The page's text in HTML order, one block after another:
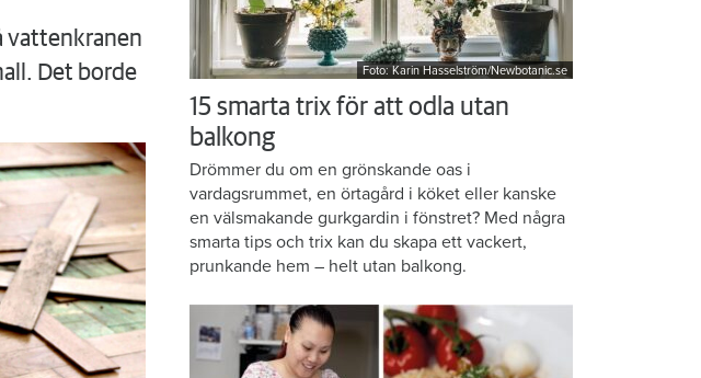
vattenkranen
Det borde
Foto: Karin Hasselström/Newbotanic.se
15 smarta trix för att odla utan
balkong
Drömmer du om en grönskande oas i
vardagsrummet, en örtagård i köket eller kanske
en välsmakande gurkgardin i fönstret? Med några
smarta tips och trix kan du skapa ett vackert,
prunkande hem – helt utan balkong.